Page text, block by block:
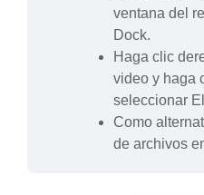
ventana del
Dock.
Haga clic
video y haga
seleccionar
Como
de archivos